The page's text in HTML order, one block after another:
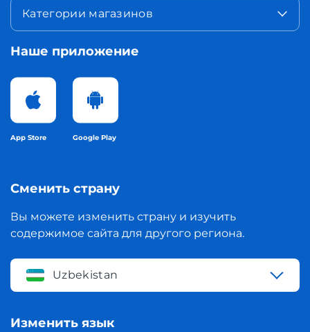
Категории магазинов
Наше приложение
App Store Google Play
Сменить страну
Вы можете изменить страну и изучить
содержимое сайта для другого региона.
Uzbekistan
Изменить язык